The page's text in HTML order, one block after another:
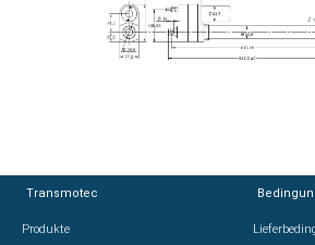
Transmotec
Produkte
Transmotec
Produkte